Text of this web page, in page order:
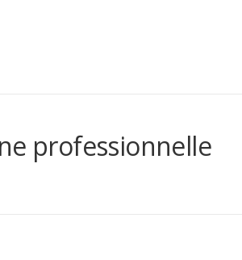
professionnelle